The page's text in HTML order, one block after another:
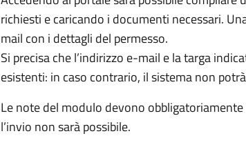
richiesti e caricando i documenti necessari.
mail con i dettagli del permesso.
Si precisa che l’indirizzo e-mail e la targa
esistenti: in caso contrario, il sistema non
Le note del modulo devono
l’invio non sarà possibile.